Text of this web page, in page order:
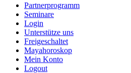
Partnerprogramm
Seminare
Login
Unterstütze uns
Freigeschaltet
Mayahoroskop
Mein Konto
Logout